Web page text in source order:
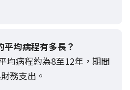
平均病程有多長？
均病程約為8至12年，期間
務支出。